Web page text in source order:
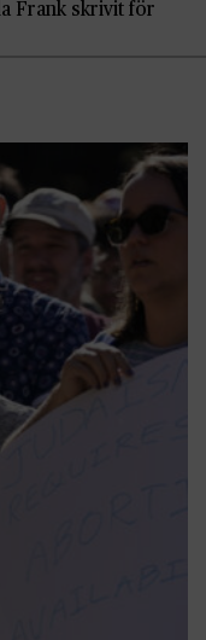
Frank skrivit för